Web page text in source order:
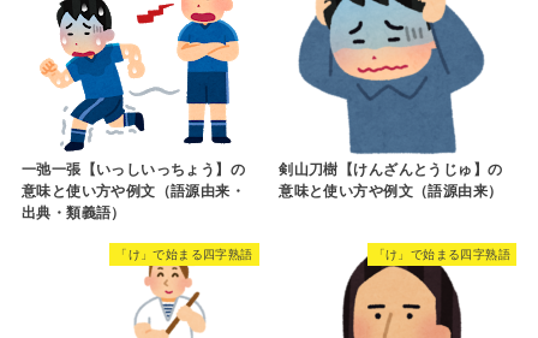
一弛一張【いっしいっちょう】の
意味と使い方や例文（語源由来・
出典・類義語）
剣山刀樹【けんざんとうじゅ】の
意味と使い方や例文（語源由来）
「け」で始まる四字熟語 「け」で始まる四字熟語